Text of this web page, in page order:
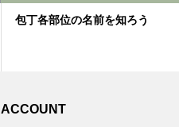
包丁各部位の名前を知ろう
ACCOUNT